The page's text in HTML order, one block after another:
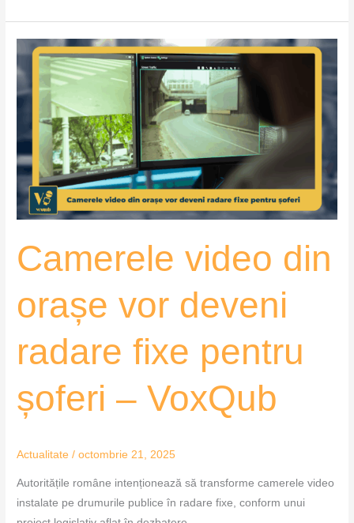
Camerele video din
orașe vor deveni
radare fixe pentru
șoferi – VoxQub
Actualitate /octombrie 21, 2025
Autoritățile române intenționează să transforme camerele video
instalate pe drumurile publice în radare fixe, conform unui
Camerele
video
din
radare
fixe
pentru
VoxQub